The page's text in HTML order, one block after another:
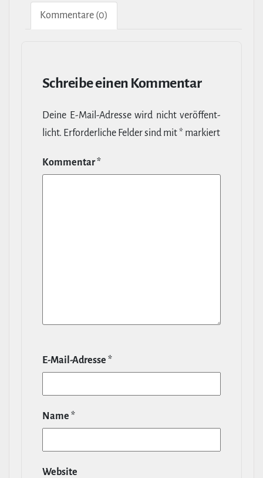
Kom­men­tare (0)
Schreibe einen Kommentar
Deine E‑Mail-​Adresse wird nicht ver­öf­fent­
licht. Erfor­der­liche Felder sind mit* markiert
Kommentar*
E‑Mail-​Adresse *
Name *
Website